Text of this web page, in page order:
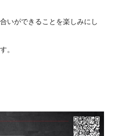
いができることを楽しみにし
。